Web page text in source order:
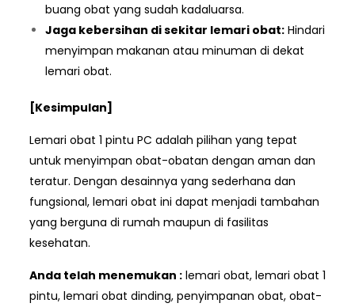
buang obat yang sudah kadaluarsa.
Jaga kebersihan di sekitar lemari obat: Hindari
menyimpan makanan atau minuman di dekat
lemari obat.
[Kesimpulan]
Lemari obat 1 pintu PC adalah pilihan yang tepat
untuk menyimpan obat-obatan dengan aman dan
teratur. Dengan desainnya yang sederhana dan
fungsional, lemari obat ini dapat menjadi tambahan
yang berguna di rumah maupun di fasilitas
kesehatan.
Anda telah menemukan : lemari obat, lemari obat 1
pintu, lemari obat dinding, penyimpanan obat, obat-